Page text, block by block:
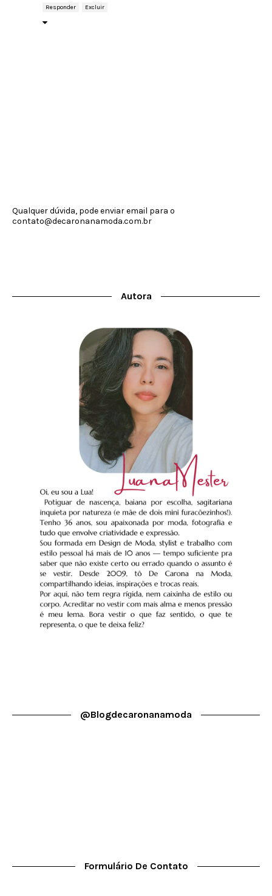
Responder Excluir
Qualquer dúvida, pode enviar email para o
contato@decaronanamoda.com.br
Autora
@blogdecaronanamoda
Formulário De Contato